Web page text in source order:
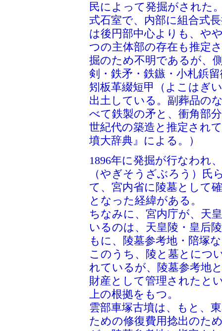
民によって発掘がされた
式石室で、内部に組合式
は後円部中心よりも、や
つの主体部の存在も推定
掘のため不明であるが、
剣・鉄矛・鉄鏃・小札鋲
矧板革綴短甲（よこはぎ
出土している。副葬品の
べて鉄製の矛と、衝角部
世紀代の築造と推定され
墳大辞典』による。）
1896年に発掘が行なわれ
（やぎそうざぶろう）氏
て、宮内省に陵墓として
となった経緯がある。
ちなみに、宮内庁が、天
いるのは、天皇陵・皇后
もに、陵墓参考地・陪塚
このうち、陵と墓とにつ
れているが、陵墓参考地
財産として管理されたと
上の根拠をもつ。
雲部車塚古墳は、もと、
ための修復費用捻出のた